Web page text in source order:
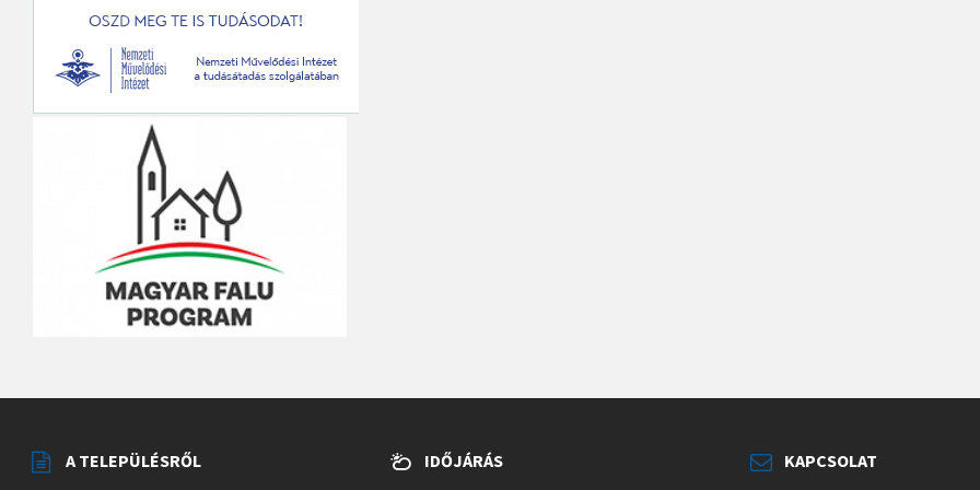
A TELEPÜLÉSRŐL IDŐJÁRÁS KAPCSOLAT